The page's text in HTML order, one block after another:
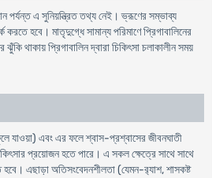
পর্যন্ত এ সুনিয়ন্ত্রিত তথ্য নেই। ভ্রূণের সম্ভাব্য
করতে হবে। মাতৃদুগ্ধে সামান্য পরিমাণে প্রিগাবালিনের
থাকায় প্রিগাবালিন দ্বারা চিকিৎসা চলাকালীন সময়
যাওয়া) এবং এর ফলে শ্বাস-প্রশ্বাসের জীবনঘাতী
প্রয়োজন হতে পারে। এ সকল ক্ষেত্রে সাথে সাথে
হবে। এছাড়া অতিসংবেদনশীলতা (যেমন-র‍্যাশ, শাসকষ্ট